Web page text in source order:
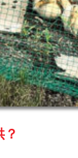
？